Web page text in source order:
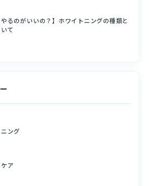
やるのがいいの？】ホワイトニングの種類と
て
ング
ア